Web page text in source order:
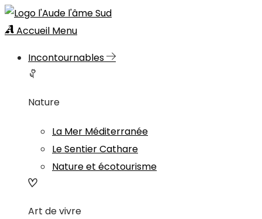
Accueil Menu
Incontournables
Nature
La Mer Méditerranée
Le Sentier Cathare
Nature et écotourisme
Art de vivre